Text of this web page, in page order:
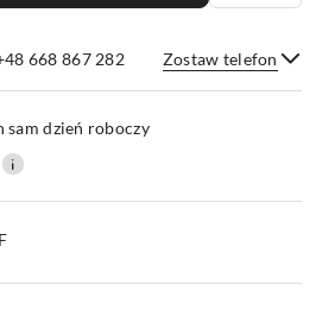
668 867 282 Zostaw telefon
Wyślij
sam dzień roboczy